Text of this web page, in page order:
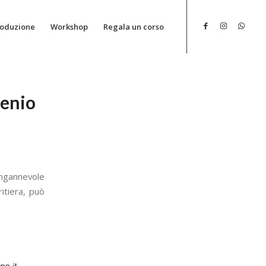
Workshop Regala un corso
può